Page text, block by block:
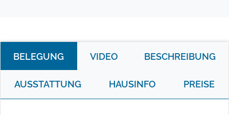
BELEGUNG VIDEO BESCHREIBUNG
AUSSTATTUNG HAUSINFO PREISE